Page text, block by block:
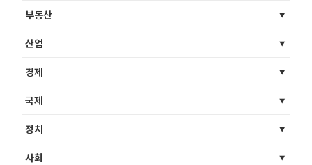
부동산
산업
경제
국제
정치
사회